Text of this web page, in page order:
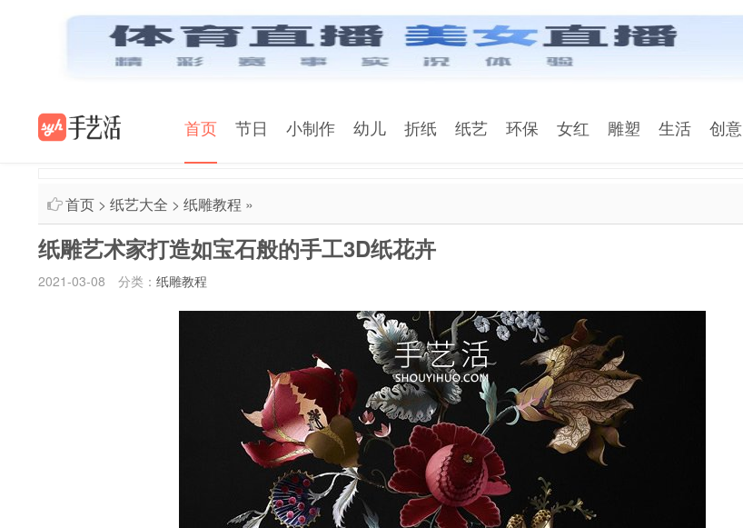
首页 节日 小制作 幼儿 折纸 纸艺 环保 女红 雕塑 生活 创意
首页 > 纸艺大全 > 纸雕教程 »
纸雕艺术家打造如宝石般的手工3D纸花卉
2021-03-08 分类： 纸雕教程